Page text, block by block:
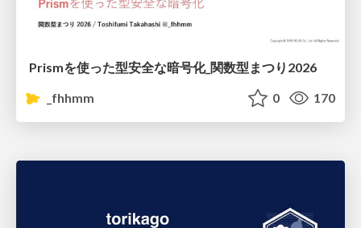
Prismを使った型安全な暗号化_関数型まつり2026
_fhhmm
0 170